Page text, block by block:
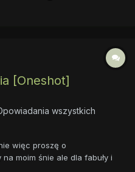
[Oneshot]
wszystkich
więc proszę o
moim śnie ale dla fabuły i